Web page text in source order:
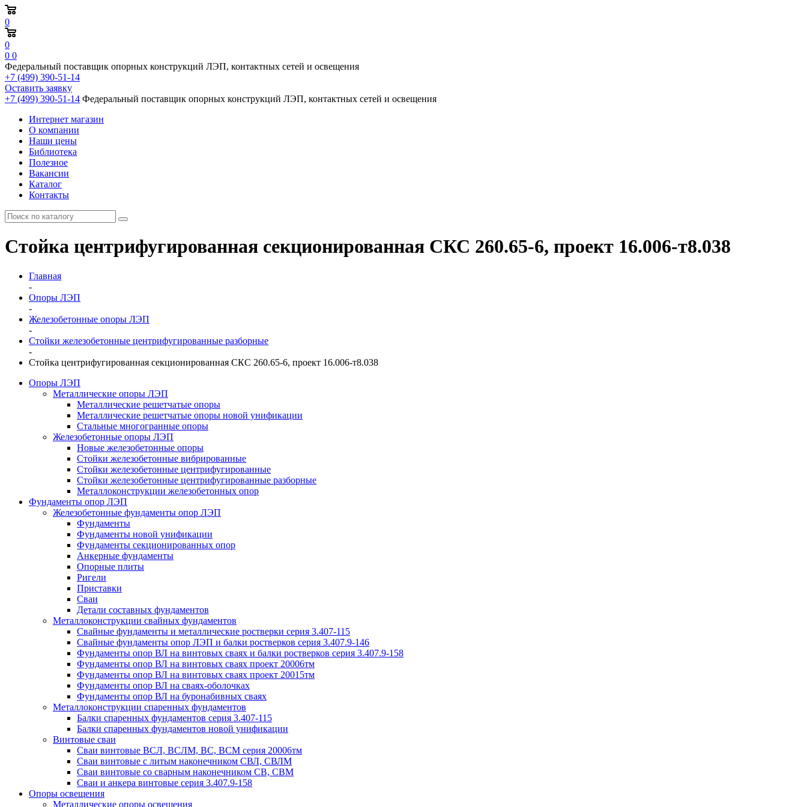
0
0
0 0
Федеральный поставщик опорных конструкций ЛЭП, контактных сетей и освещения
+7 (499) 390-51-14
Оставить заявку
+7 (499) 390-51-14 Федеральный поставщик опорных конструкций ЛЭП, контактных сетей и освещения
Интернет магазин
О компании
Наши цены
Библиотека
Полезное
Вакансии
Каталог
Контакты
Стойка центрифугированная секционированная СКС 260.65-6, проект 16.006-т8.038
Главная
-
Опоры ЛЭП
-
Железобетонные опоры ЛЭП
-
Стойки железобетонные центрифугированные разборные
-
Стойка центрифугированная секционированная СКС 260.65-6, проект 16.006-т8.038
Опоры ЛЭП
Металлические опоры ЛЭП
Металлические решетчатые опоры
Металлические решетчатые опоры новой унификации
Стальные многогранные опоры
Железобетонные опоры ЛЭП
Новые железобетонные опоры
Стойки железобетонные вибрированные
Стойки железобетонные центрифугированные
Стойки железобетонные центрифугированные разборные
Металлоконструкции железобетонных опор
Фундаменты опор ЛЭП
Железобетонные фундаменты опор ЛЭП
Фундаменты
Фундаменты новой унификации
Фундаменты секционированных опор
Анкерные фундаменты
Опорные плиты
Ригели
Приставки
Сваи
Детали составных фундаментов
Металлоконструкции свайных фундаментов
Свайные фундаменты и металлические ростверки серия 3.407-115
Свайные фундаменты опор ЛЭП и балки ростверков серия 3.407.9-146
Фундаменты опор ВЛ на винтовых сваях и балки ростверков серия 3.407.9-158
Фундаменты опор ВЛ на винтовых сваях проект 20006тм
Фундаменты опор ВЛ на винтовых сваях проект 20015тм
Фундаменты опор ВЛ на сваях-оболочках
Фундаменты опор ВЛ на буронабивных сваях
Металлоконструкции спаренных фундаментов
Балки спаренных фундаментов серия 3.407-115
Балки спаренных фундаментов новой унификации
Винтовые сваи
Сваи винтовые ВСЛ, ВСЛМ, ВС, ВСМ серия 20006тм
Сваи винтовые с литым наконечником СВЛ, СВЛМ
Сваи винтовые со сварным наконечником СВ, СВМ
Сваи и анкера винтовые серия 3.407.9-158
Опоры освещения
Металлические опоры освещения